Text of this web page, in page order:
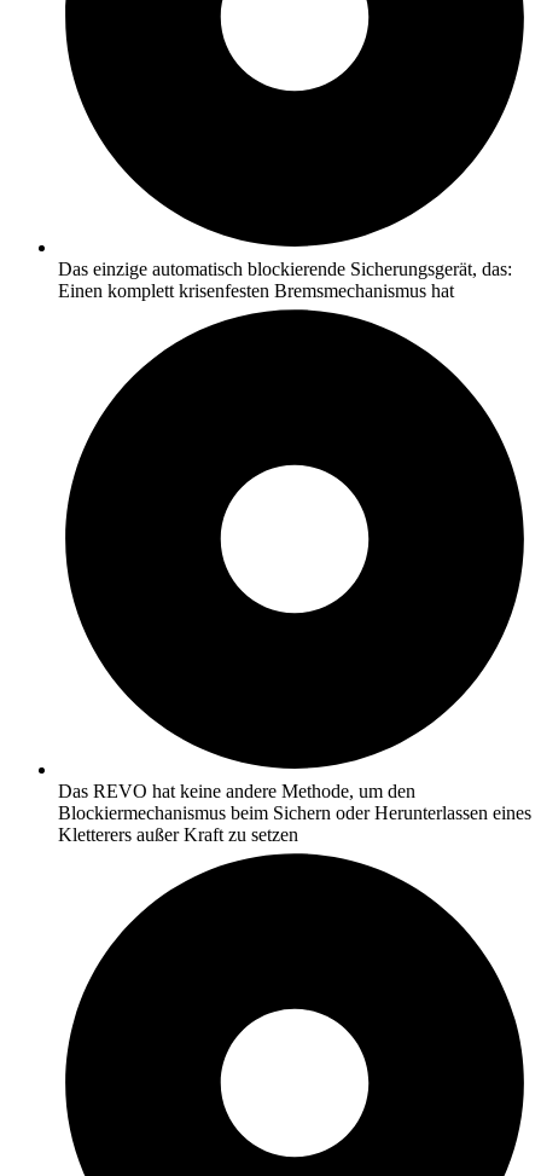
Das einzige automatisch blockierende Sicherungsgerät, das:
Einen komplett krisenfesten Bremsmechanismus hat
Das REVO hat keine andere Methode, um den
Blockiermechanismus beim Sichern oder Herunterlassen eines
Kletterers außer Kraft zu setzen